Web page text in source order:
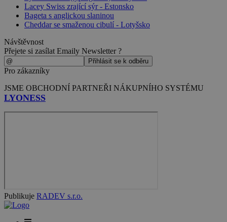
Lacey Swiss zrající sýr - Estonsko
Bageta s anglickou slaninou
Cheddar se smaženou cibulí - Lotyšsko
Návštěvnost
Přejete si zasílat Emaily Newsletter ?
Pro zákazníky
JSME OBCHODNÍ PARTNEŘI NÁKUPNÍHO SYSTÉMU
LYONESS
Publikuje RADEV s.r.o.